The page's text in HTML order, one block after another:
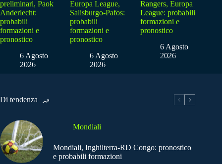
preliminari, Paok
Anderlecht:
probabili
formazioni e
pronostico
6 Agosto
2026
Europa League,
Salisburgo-Pafos:
probabili
formazioni e
pronostico
6 Agosto
2026
Rangers, Europa
League: probabili
formazioni e
pronostico
6 Agosto
2026
Di tendenza
Mondiali
Mondiali, Inghilterra-RD Congo: pronostico
e probabili formazioni